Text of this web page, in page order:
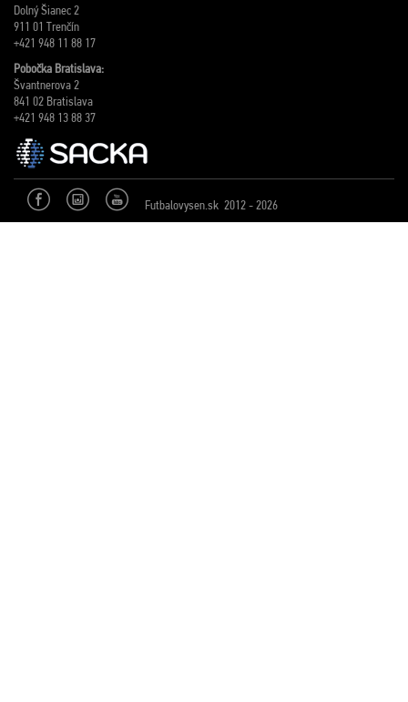
Dolný Šianec 2
911 01 Trenčín
+421 948 11 88 17
Pobočka Bratislava:
Švantnerova 2
841 02 Bratislava
+421 948 13 88 37
Futbalovysen.sk 2012 - 2026